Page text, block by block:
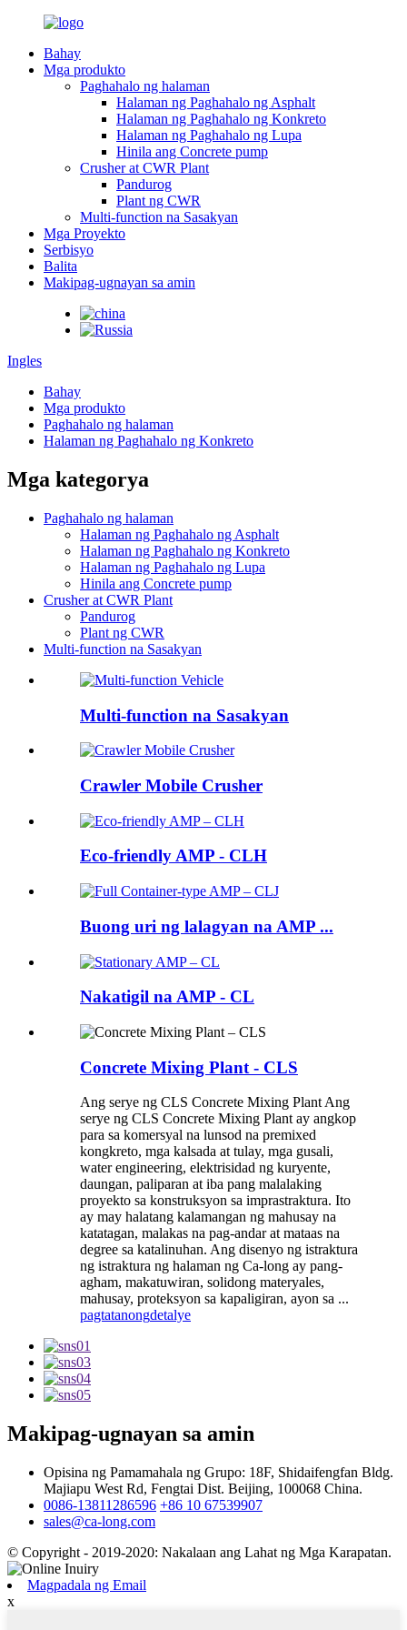
Bahay
Mga produkto
Paghahalo ng halaman
Halaman ng Paghahalo ng Asphalt
Halaman ng Paghahalo ng Konkreto
Halaman ng Paghahalo ng Lupa
Hinila ang Concrete pump
Crusher at CWR Plant
Pandurog
Plant ng CWR
Multi-function na Sasakyan
Mga Proyekto
Serbisyo
Balita
Makipag-ugnayan sa amin
Ingles
Bahay
Mga produkto
Paghahalo ng halaman
Halaman ng Paghahalo ng Konkreto
Mga kategorya
Paghahalo ng halaman
Halaman ng Paghahalo ng Asphalt
Halaman ng Paghahalo ng Konkreto
Halaman ng Paghahalo ng Lupa
Hinila ang Concrete pump
Crusher at CWR Plant
Pandurog
Plant ng CWR
Multi-function na Sasakyan
Multi-function na Sasakyan
Crawler Mobile Crusher
Eco-friendly AMP - CLH
Buong uri ng lalagyan na AMP ...
Nakatigil na AMP - CL
Concrete Mixing Plant - CLS
Ang serye ng CLS Concrete Mixing Plant Ang
serye ng CLS Concrete Mixing Plant ay angkop
para sa komersyal na lunsod na premixed
kongkreto, mga kalsada at tulay, mga gusali,
water engineering, elektrisidad ng kuryente,
daungan, paliparan at iba pang malalaking
proyekto sa konstruksyon sa imprastraktura. Ito
ay may halatang kalamangan ng mahusay na
katatagan, malakas na pag-andar at mataas na
degree sa katalinuhan. Ang disenyo ng istraktura
ng istraktura ng halaman ng Ca-long ay pang-
agham, makatuwiran, solidong materyales,
mahusay, proteksyon sa kapaligiran, ayon sa ...
pagtatanongdetalye
Makipag-ugnayan sa amin
Opisina ng Pamamahala ng Grupo: 18F, Shidaifengfan Bldg.
Majiapu West Rd, Fengtai Dist. Beijing, 100068 China.
0086-13811286596 +86 10 67539907
sales@ca-long.com
© Copyright - 2019-2020: Nakalaan ang Lahat ng Mga Karapatan.
Magpadala ng Email
x